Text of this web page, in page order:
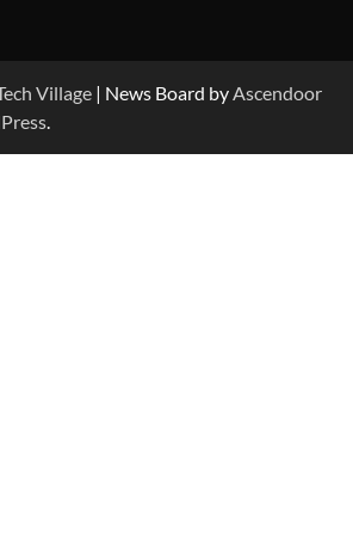
Village | News Board by Ascendoor